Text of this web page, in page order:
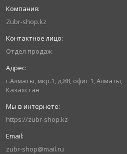
Zubr-shop.kz
Отдел продаж
г.Алматы, мкр.1, д.88, офис 1, Алматы,
Казахстан
https://zubr-shop.kz
zubr-shop@mail.ru